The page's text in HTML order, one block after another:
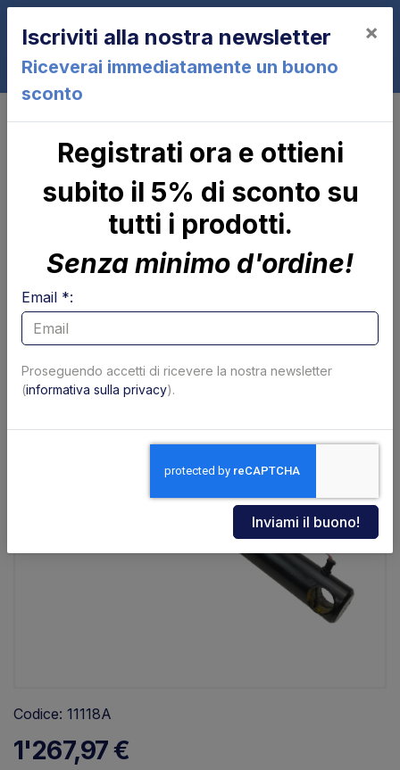
0
PORTATA 1500 Kg - BRACCIO H - SINISTRO -
COMPLETO DI PROLUNGA E CUFFIA
MARTINETTO ROTAZIONE -
SPONDA SERIE F3 - PORTATA 1500
Kg - BRACCIO H - SINISTRO -
COMPLETO DI PROLUNGA E
Codice: 11118A
1'267,97 €
Iscriviti alla nostra newsletter
Riceverai immediatamente un buono
sconto
×
Registrati ora e ottieni
subito il 5% di sconto su
tutti i prodotti.
Senza minimo d'ordine!
Email *:
Proseguendo accetti di ricevere la nostra newsletter
(informativa sulla privacy).